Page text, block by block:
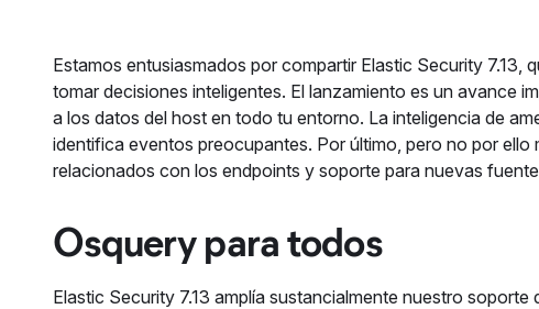
Estamos entusiasmados por compartir Elastic Security
tomar decisiones inteligentes. El lanzamiento es un avance
a los datos del host en todo tu entorno. La inteligencia de
identifica eventos preocupantes. Por último, pero no por
relacionados con los endpoints y soporte para nuevas
Osquery para todos
Elastic Security 7.13 amplía sustancialmente nuestro